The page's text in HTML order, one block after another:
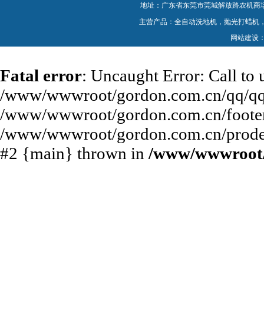
地址：广东省东莞市莞城解放路农机商
主营产品：全自动洗地机，抛光打蜡机
网站建设
Fatal error: Uncaught Error: Call to
/www/wwwroot/gordon.com.cn/qq/
/www/wwwroot/gordon.com.cn/
/www/wwwroot/gordon.com.cn/
#2 {main} thrown in /www/